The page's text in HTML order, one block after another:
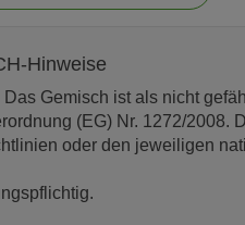
Hinweise
Das Gemisch ist als nicht
(EG) Nr. 1272/2008.
oder den jeweiligen